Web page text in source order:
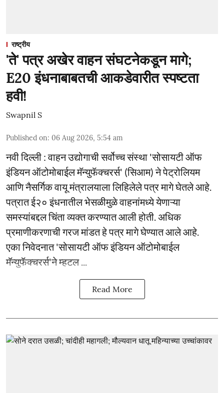
राष्ट्रीय
'ते' पत्र अखेर वाहन संघटनेकडून मागे;
E20 इंधनाबाबतची आकडेवारीत स्पष्टता
हवी!
Swapnil S
Published on: 06 Aug 2026, 5:54 am
नवी दिल्ली : वाहन उद्योगाची सर्वोच्च संस्था 'सोसायटी ऑफ
इंडियन ऑटोमोबाईल मॅन्युफॅक्चरर्स' (सिआम) ने पेट्रोलियम
आणि नैसर्गिक वायू मंत्रालयाला लिहिलेले पत्र मागे घेतले आहे.
पत्रात ई२० इंधनातील भेसळीमुळे वाहनांमध्ये येणाऱ्या
समस्यांबद्दल चिंता व्यक्त करण्यात आली होती. अधिक
प्रमाणीकरणाची गरज मांडत हे पत्र मागे घेण्यात आले आहे.
एका निवेदनात 'सोसायटी ऑफ इंडियन ऑटोमोबाईल
मॅन्युफॅक्चरर्स'ने म्हटल ...
Read More